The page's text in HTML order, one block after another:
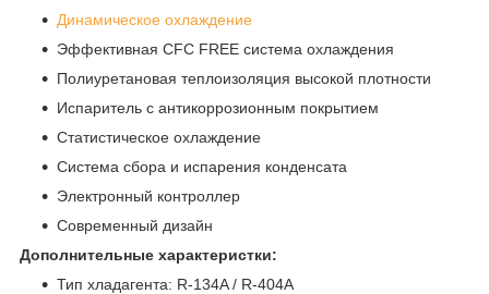
Динамическое охлаждение
Эффективная CFC FREE система охлаждения
Полиуретановая теплоизоляция высокой плотности
Испаритель с антикоррозионным покрытием
Статистическое охлаждение
Система сбора и испарения конденсата
Электронный контроллер
Современный дизайн
Дополнительные характеристки:
Тип хладагента: R-134A / R-404A